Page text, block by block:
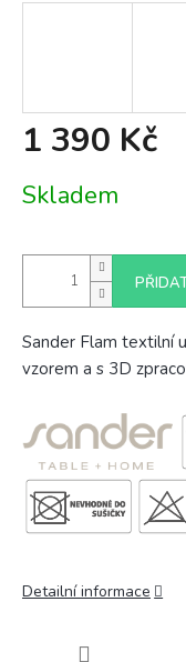
1 390 Kč
cena:
Skladem
Sander Flam textilní
vzorem a s 3D
Detailní informace